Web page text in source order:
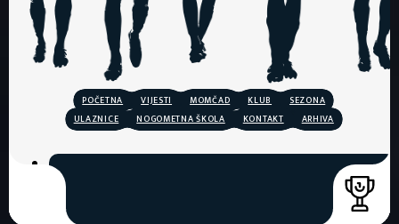
POČETNA VIJESTI MOMČAD KLUB
SEZONA
ULAZNICE
NOGOMETNA ŠKOLA KONTAKT ARHIVA